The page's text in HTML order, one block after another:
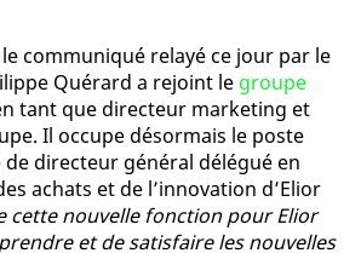
communiqué relayé ce jour par le
Quérard a rejoint le groupe
tant que directeur marketing et
Il occupe désormais le poste
directeur général délégué en
achats et de l’innovation d’Elior
cette nouvelle fonction pour Elior
et de satisfaire les nouvelles